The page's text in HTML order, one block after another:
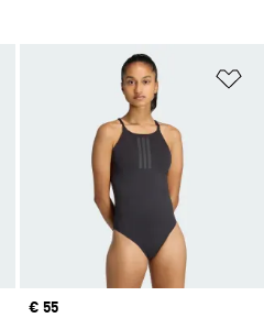
Zur Wunschliste hinzufügen
Price
€ 55